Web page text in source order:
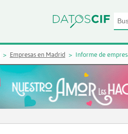
Empresas en Madrid Informe de